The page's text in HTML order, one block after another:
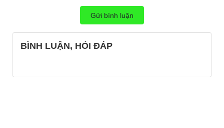
Gửi bình luận
BÌNH LUẬN, HỎI ĐÁP